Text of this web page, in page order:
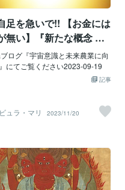
足を急いで!! 【お金には
無い】『新たな概念 価
変容』
ログ『宇宙意識と未来農業に向
にてご覧ください2023-09-19
記事
ュラ・マリ
2023/11/20